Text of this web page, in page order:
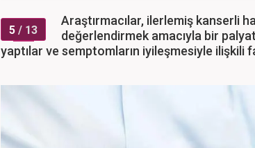
5 / 13
Araştırmacılar, ilerlemiş kanserli
değerlendirmek amacıyla bir
yaptılar ve semptomların iyileşmesiyle ilişkili